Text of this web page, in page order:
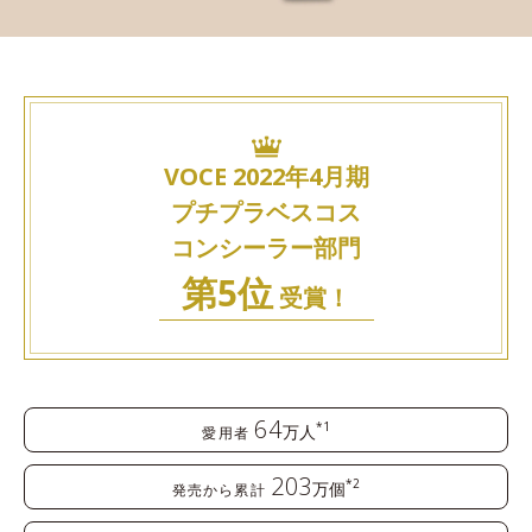
VOCE 2022年4月期
プチプラベスコス
コンシーラー部門
第5位受賞！
愛用者 64万人 *1
発売から累計 203万個*2